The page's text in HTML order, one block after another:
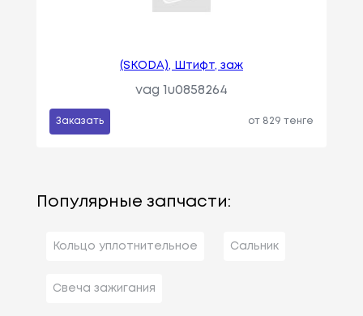
(SKODA), Штифт, заж
vag 1u0858264
Заказать от 829 тенге
Популярные запчасти:
Кольцо уплотнительное Сальник
Свеча зажигания